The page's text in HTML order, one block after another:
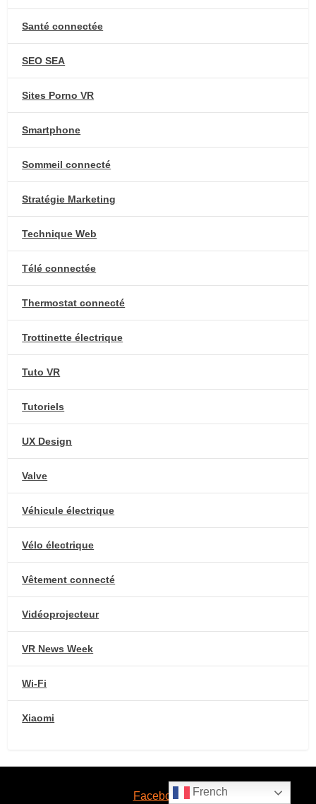
Santé connectée
SEO SEA
Sites Porno VR
Smartphone
Sommeil connecté
Stratégie Marketing
Technique Web
Télé connectée
Thermostat connecté
Trottinette électrique
Tuto VR
Tutoriels
UX Design
Valve
Véhicule électrique
Vélo électrique
Vêtement connecté
Vidéoprojecteur
VR News Week
Wi-Fi
Xiaomi
Facebook French